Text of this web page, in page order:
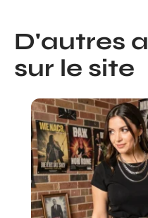
D'autres
sur le site